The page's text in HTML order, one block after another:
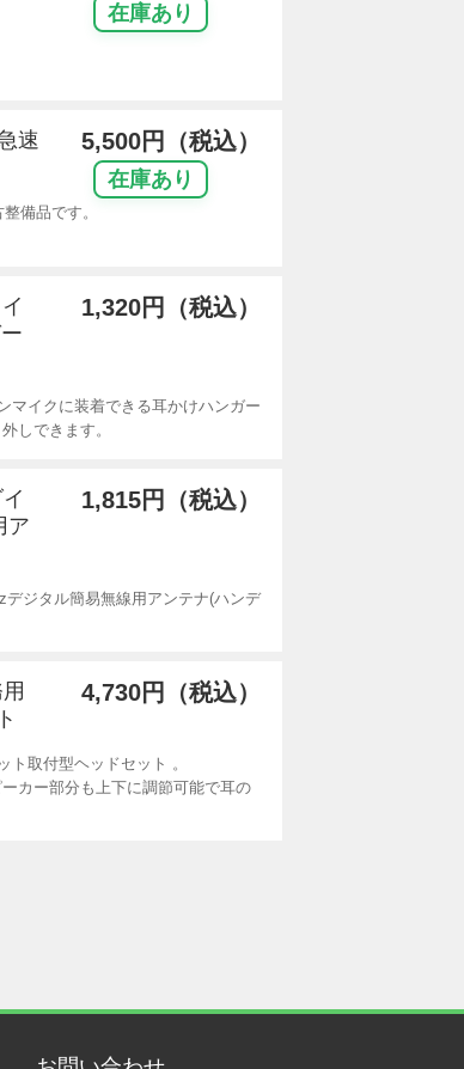
在庫あり
速
5,500円（税込）
在庫あり
備品です。
1,320円（税込）
マイクに装着できる耳かけハンガー
しできます。
ア
1,815円（税込）
ジタル簡易無線用アンテナ(ハンデ
4,730円（税込）
取付型ヘッドセット 。
カー部分も上下に調節可能で耳の